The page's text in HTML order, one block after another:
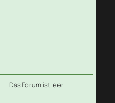
Das Forum ist leer.